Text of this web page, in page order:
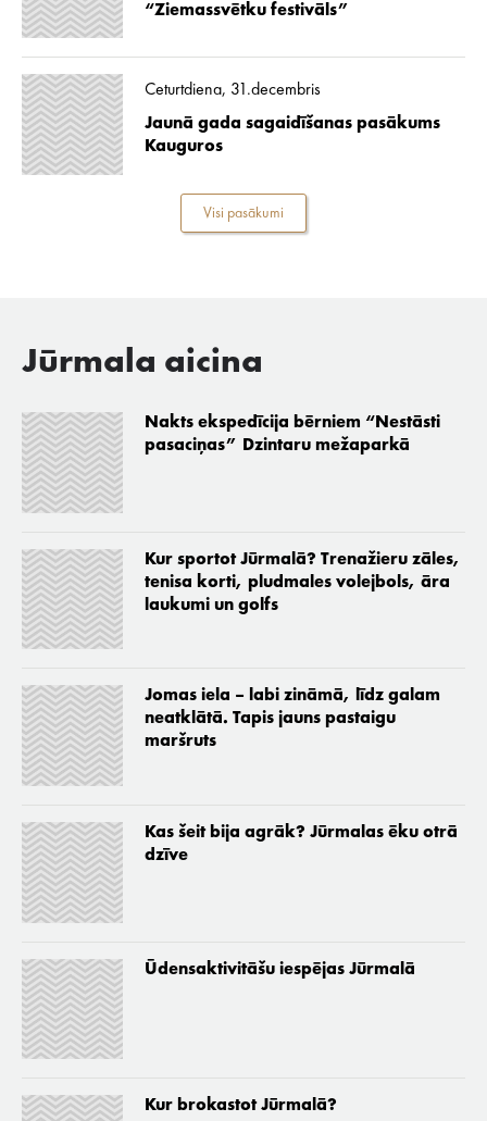
“Ziemassvētku festivāls”
Ceturtdiena, 31.decembris
Jaunā gada sagaidīšanas pasākums
Kauguros
Visi pasākumi
Jūrmala aicina
Nakts ekspedīcija bērniem “Nestāsti
pasaciņas” Dzintaru mežaparkā
Kur sportot Jūrmalā? Trenažieru zāles,
tenisa korti, pludmales volejbols, āra
laukumi un golfs
Jomas iela – labi zināmā, līdz galam
neatklātā. Tapis jauns pastaigu
maršruts
Kas šeit bija agrāk? Jūrmalas ēku otrā
dzīve
Ūdensaktivitāšu iespējas Jūrmalā
Kur brokastot Jūrmalā?